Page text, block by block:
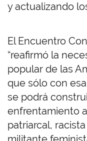
y actualizando
El Encuentro
“reafirmó la
popular de las
que sólo con
se podrá
enfrentamiento
patriarcal,